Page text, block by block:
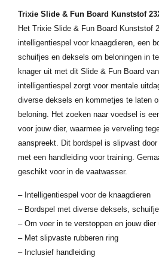
Trixie Slide & Fun Board Kunststof
Het Trixie Slide & Fun Board Kunststof
intelligentiespel voor knaagdieren, een
schuifjes en deksels om beloningen in
knager uit met dit Slide & Fun Board
intelligentiespel zorgt voor mentale
diverse deksels en kommetjes te laten
beloning. Het zoeken naar voedsel is
voor jouw dier, waarmee je verveling
aanspreekt. Dit bordspel is slipvast
met een handleiding voor training.
geschikt voor in de vaatwasser.
– Intelligentiespel voor de knaagdieren
– Bordspel met diverse deksels,
– Om voer in te verstoppen en jouw
– Met slipvaste rubberen ring
– Inclusief handleiding